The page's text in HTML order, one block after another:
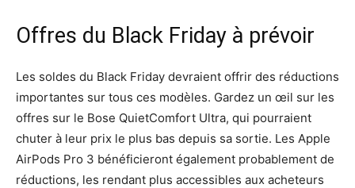
Offres du Black Friday à prévoir
Les soldes du Black Friday devraient offrir des réductions
importantes sur tous ces modèles. Gardez un œil sur les
offres sur le Bose QuietComfort Ultra, qui pourraient
chuter à leur prix le plus bas depuis sa sortie. Les Apple
AirPods Pro 3 bénéficieront également probablement de
réductions, les rendant plus accessibles aux acheteurs